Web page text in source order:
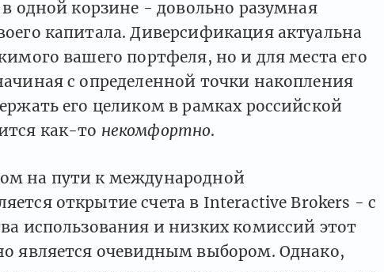
одной корзине - довольно разумная
капитала. Диверсификация актуальна
вашего портфеля, но и для места его
с определенной точки накопления
его целиком в рамках российской
как-то некомфортно.
на пути к международной
открытие счета в Interactive Brokers - с
использования и низких комиссий этот
является очевидным выбором. Однако,